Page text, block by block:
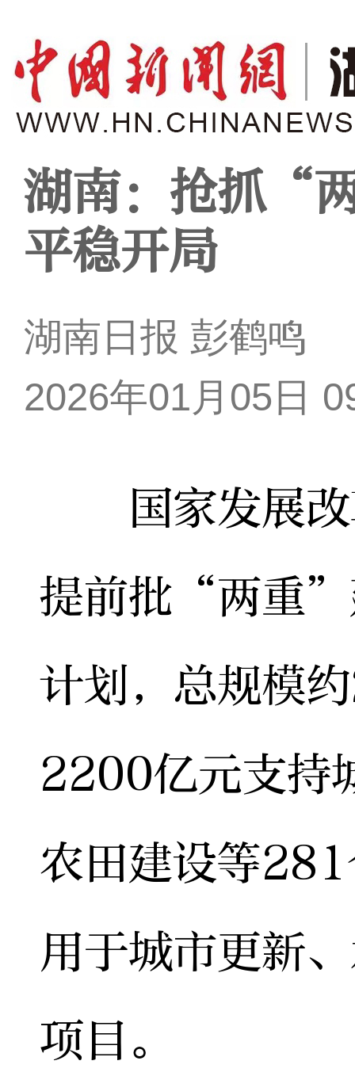
湖南：抢抓“
平稳开局
湖南日报 彭鹤鸣
2026年01月05日
国家发展改
提前批“两重”
计划，总规模
2200亿元支持
农田建设等
用于城市更新
项目。